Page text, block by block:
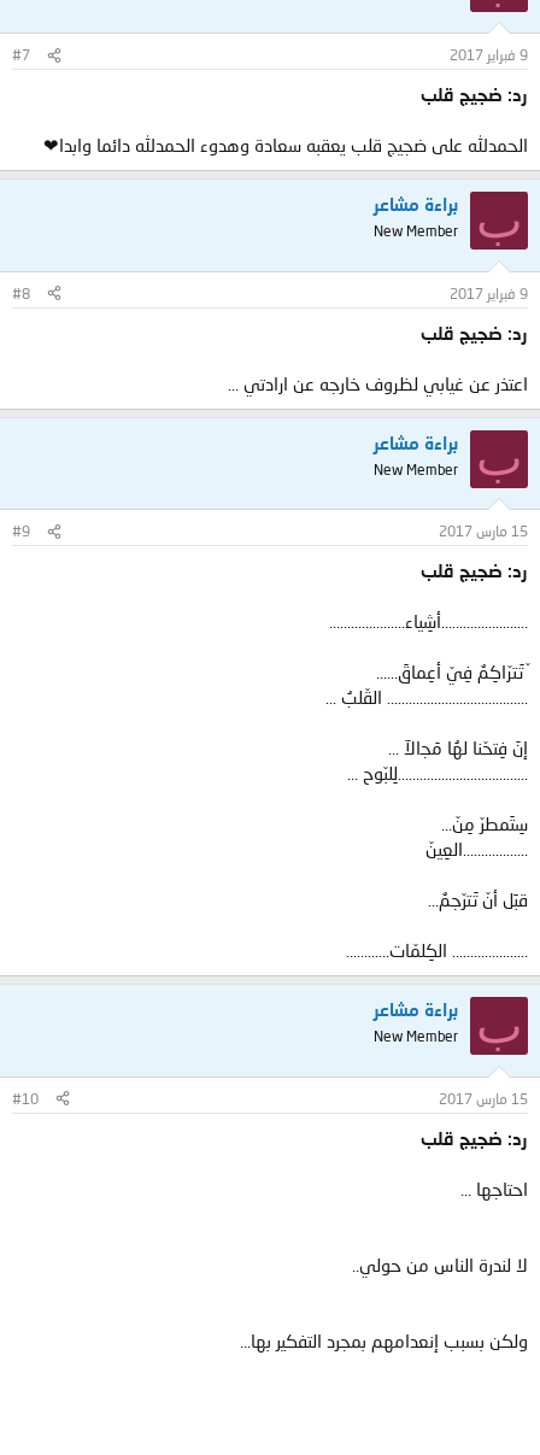
9 فبراير 2017 #7
رد: ضجيج قلب
الحمدلله على ضجيج قلب يعقبه سعادة وهدوء الحمدلله دائما وابدا❤
ب براءة مشاعر
New Member
9 فبراير 2017 #8
رد: ضجيج قلب
اعتذر عن غيابي لظروف خارجه عن ارادتي ...
ب براءة مشاعر
New Member
15 مارس 2017 #9
رد: ضجيج قلب
……………………ﺃﺷِﻴﺎﺀ…………………
ّ ﺗَﺘﺮّﺍﻛِﻢٌ ﻓِﻲّ ﺃﻋِﻤﺎﻕَ……
………………………………… ﺍﻟﻘّﻠﺐُ …
ﺇﻥَ ﻓِﺘﺤّﻨﺎ ﻟﻬُﺎ ﻣَﺠالآ‌ …
………………………………ﻟِﻠﺒّﻮﺡ …
ﺳِﺘَﻤﻄﺮّ ﻣِﻦّ…
………………ﺍﻟﻌِﻴﻦّ
ﻗﺒَﻞ ﺃﻥّ ﺗَﺘﺮّﺟﻢٌ…
………………… ﺍﻟﻜِﻠﻤّﺎﺕ…………
ب براءة مشاعر
New Member
15 مارس 2017 #10
رد: ضجيج قلب
احتاجها ...
لا لندرة الناس من حولي..
ولكن بسبب إنعدامهم بمجرد التفكير بها...